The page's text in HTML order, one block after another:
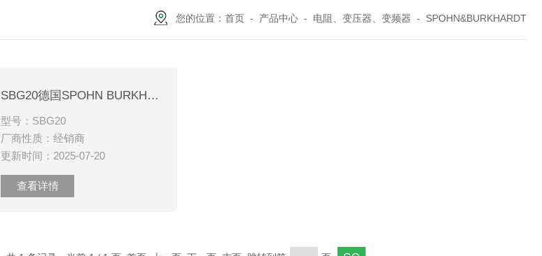
您的位置： 首页 - 产品中心 - 电阻、变压器、变频器 - SPOHN&BURKHARDT
SBG20德国SPOHN BURKHARDT导线电阻器
型号：SBG20
厂商性质：经销商
更新时间：2025-07-20
查看详情